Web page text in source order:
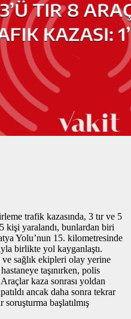
trafik kazasında, 3 tır ve 5
kişi yaralandı, bunlardan biri
Yolu’nun 15. kilometresinde
birlikte yol kayganlaştı.
sağlık ekipleri olay yerine
taşınırken, polis
kaza sonrası yoldan
ancak daha sonra tekrar
başlatılmış